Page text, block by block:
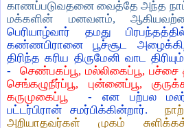
காணப்படுவதனை வைத்தே அந்த
மக்களின் மனவளம்,
பெரியாழ்வார் தமது
கண்ணபிரானை பூச்சூட
திரிந்த கரிய திருமேனி வாட
- செண்பகப்பூ, மல்லிகைப்பூ,
செங்கழுநீர்ப்பூ, புன்னைப்பூ,
கருமுகைப்பூ- என பற்பல
பட்டர்பிரான் சமர்பிக்கின்றார்.
அறியாதவர்கள் முகம்